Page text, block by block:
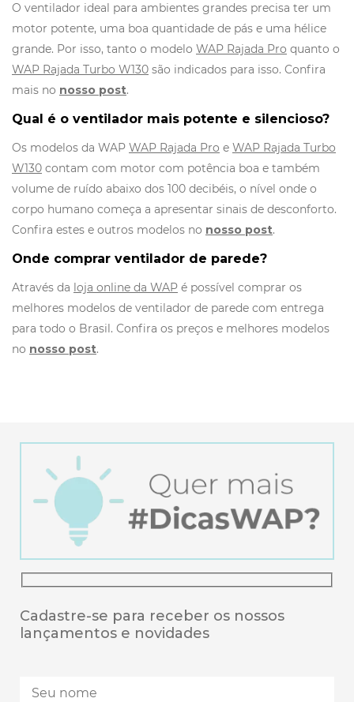
O ventilador ideal para ambientes grandes precisa ter um
motor potente, uma boa quantidade de pás e uma hélice
grande. Por isso, tanto o modelo WAP Rajada Pro quanto o
WAP Rajada Turbo W130 são indicados para isso. Confira
mais no nosso post.
Qual é o ventilador mais potente e silencioso?
Os modelos da WAP WAP Rajada Pro e WAP Rajada Turbo
W130 contam com motor com potência boa e também
volume de ruído abaixo dos 100 decibéis, o nível onde o
corpo humano começa a apresentar sinais de desconforto.
Confira estes e outros modelos no nosso post.
Onde comprar ventilador de parede?
Através da loja online da WAP é possível comprar os
melhores modelos de ventilador de parede com entrega
para todo o Brasil. Confira os preços e melhores modelos
no nosso post.
Cadastre-se para receber os nossos
lançamentos e novidades